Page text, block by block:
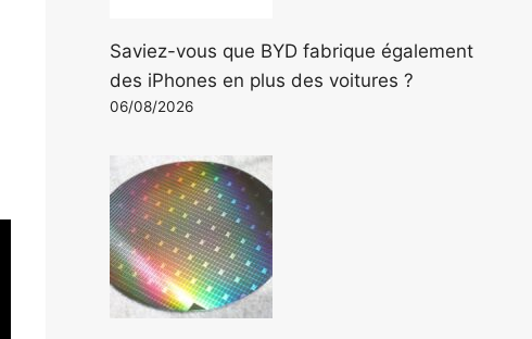
Saviez-vous que BYD fabrique également
des iPhones en plus des voitures ?
06/08/2026